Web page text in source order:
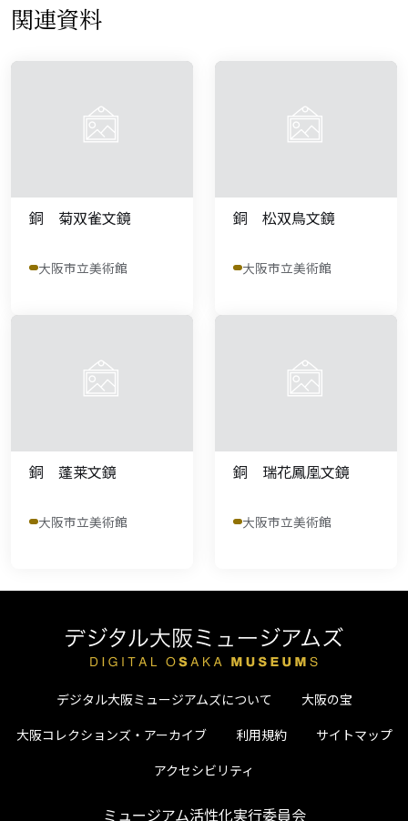
関連資料
銅 菊双雀文鏡
大阪市立美術館
銅 松双鳥文鏡
大阪市立美術館
銅 蓬莱文鏡
大阪市立美術館
銅 瑞花鳳凰文鏡
大阪市立美術館
デジタル大阪ミュージアムズについて
大阪の宝
大阪コレクションズ・アーカイブ
利用規約
サイトマップ
アクセシビリティ
ミュージアム活性化実行委員会